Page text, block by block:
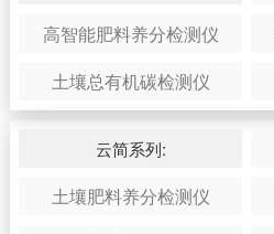
高智能肥料养分检测仪
土壤总有机碳检测仪
云简系列:
土壤肥料养分检测仪